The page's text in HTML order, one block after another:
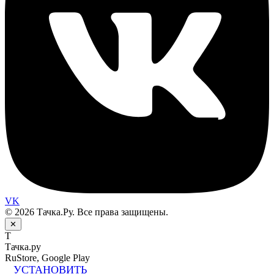
VK
© 2026 Тачка.Ру. Все права защищены.
✕
Т
Тачка.ру
RuStore, Google Play
УСТАНОВИТЬ